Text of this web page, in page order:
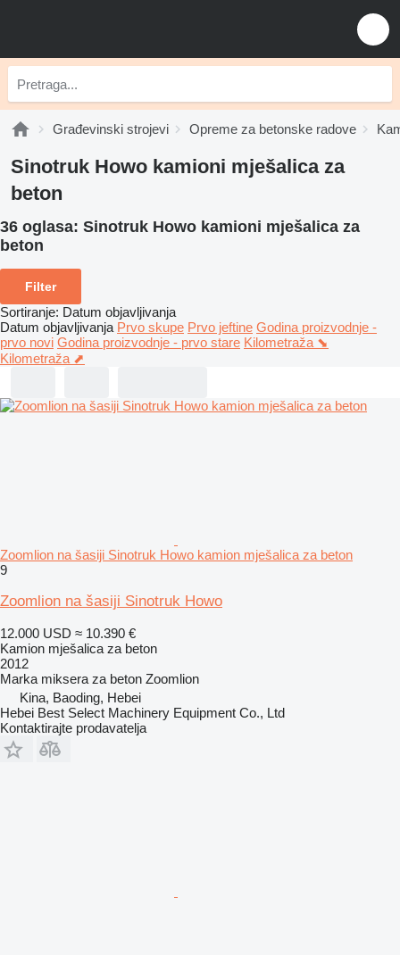
Građevinski strojevi Opreme za betonske radove
Sinotruk Howo kamioni mješalica za
beton
36 oglasa: Sinotruk Howo kamioni mješalica za
beton
Filter
Sortiranje: Datum objavljivanja
Datum objavljivanja Prvo skupe Prvo jeftine Godina proizvodnje -
prvo novi Godina proizvodnje - prvo stare Kilometraža ⬊
Kilometraža ⬈
Zoomlion na šasiji Sinotruk Howo kamion mješalica za beton
9
Zoomlion na šasiji Sinotruk Howo
12.000 USD ≈ 10.390 €
Kamion mješalica za beton
2012
Marka miksera za beton Zoomlion
Kina, Baoding, Hebei
Hebei Best Select Machinery Equipment Co., Ltd
Kontaktirajte prodavatelja